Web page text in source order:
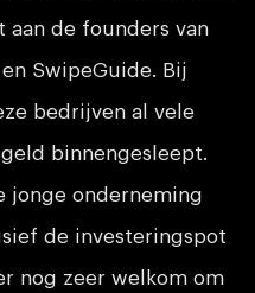
de founders van
SwipeGuide. Bij
bedrijven al vele
binnengesleept.
jonge onderneming
de investeringspot
nog zeer welkom om